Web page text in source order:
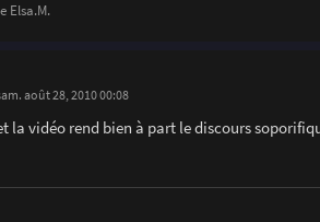
Elsa.M.
août 28, 2010 00:08
la vidéo rend bien à part le discours